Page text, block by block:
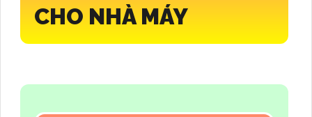
CHO NHÀ MÁY